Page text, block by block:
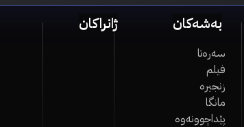
بەشەکان
سەرەتا
فیلم
زنجیرە
مانگا
پێداچوونەوە
ژانراکان